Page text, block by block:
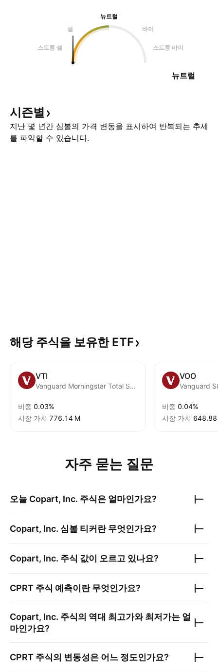
뉴트럴
셀
바이
스트롱 셀 스트롱 바이
뉴트럴
시즌별
지난 몇 년간 심볼의 가격 변동을 표시하여 반복되는 추세
를 파악할 수 있습니다.
해당 주식을 보유한 ETF
VTI
Vanguard Morningstar Total Stock Market ETF
비중 0.03%
시장 가치 ‪776.14 M‬
VOO
Vanguard
비중 0.04%
시장 가치 ‪648.88
자주 묻는 질문
오늘 Copart, Inc. 주식은 얼마인가요?
Copart, Inc. 심볼 티커란 무엇인가요?
Copart, Inc. 주식 값이 오르고 있나요?
CPRT 주식 예측이란 무엇인가요?
Copart, Inc. 주식의 역대 최고가와 최저가는 얼
마인가요?
CPRT 주식의 변동성은 어느 정도인가요?